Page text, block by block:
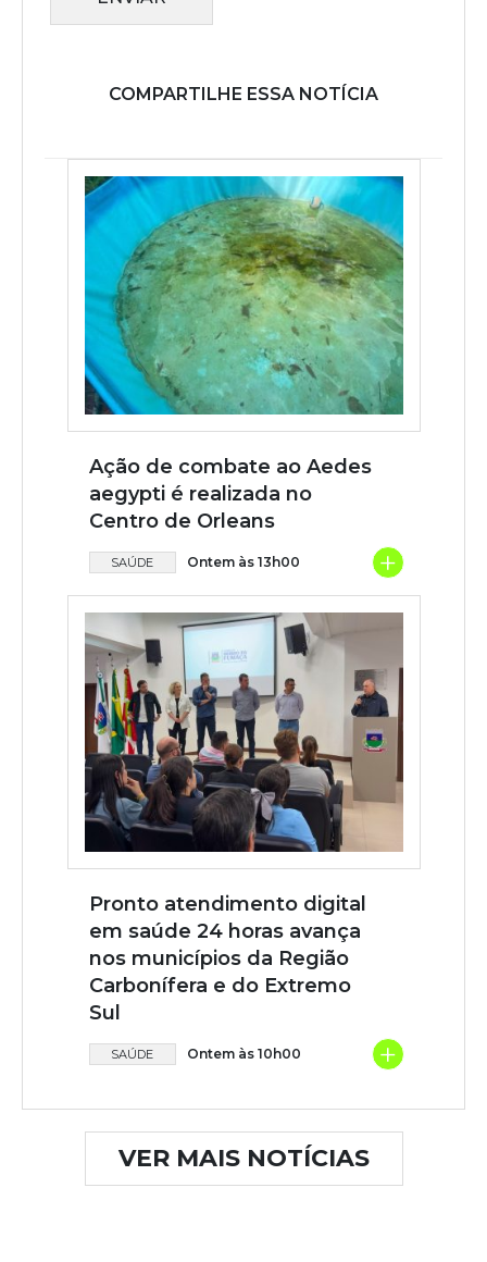
COMPARTILHE ESSA NOTÍCIA
Ação de combate ao Aedes
aegypti é realizada no
Centro de Orleans
SAÚDE Ontem às 13h00 +
Pronto atendimento digital
em saúde 24 horas avança
nos municípios da Região
Carbonífera e do Extremo
Sul
SAÚDE Ontem às 10h00 +
VER MAIS NOTÍCIAS